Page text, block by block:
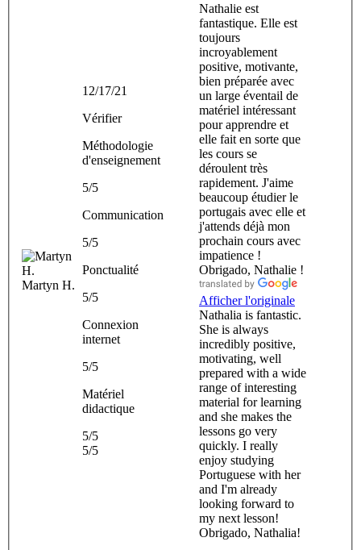
Martyn H.
12/17/21
Vérifier
Méthodologie
d'enseignement
5/5
Communication
5/5
Ponctualité
5/5
Connexion
internet
5/5
Matériel
didactique
5/5
5/5
Nathalie est
fantastique. Elle est
toujours
incroyablement
positive, motivante,
bien préparée avec
un large éventail de
matériel intéressant
pour apprendre et
elle fait en sorte que
les cours se
déroulent très
rapidement. J'aime
beaucoup étudier le
portugais avec elle et
j'attends déjà mon
prochain cours avec
impatience !
Obrigado, Nathalie !
Afficher l'originale
Nathalia is fantastic.
She is always
incredibly positive,
motivating, well
prepared with a wide
range of interesting
material for learning
and she makes the
lessons go very
quickly. I really
enjoy studying
Portuguese with her
and I'm already
looking forward to
my next lesson!
Obrigado, Nathalia!